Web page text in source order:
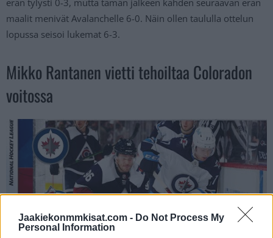
Jaakiekonmmkisat.com - Do Not Process My
Personal Information
maalit menivät Avalanchelle 6-0. Näin ollen taululla ottelun
lopussa seisoi lukemat 6-3.
Mikko Rantanen vietti tehoiltaa Coloradon
voitossa